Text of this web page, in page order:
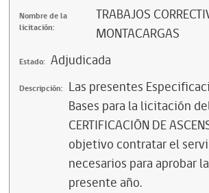
Nombre de la
licitación:
TRABAJOS
MONTACARGAS
Estado: Adjudicada
Descripción: Las presentes
Bases para la licitación del
CERTIFICACIÓN DE
objetivo contratar el
necesarios para aprobar
presente año.